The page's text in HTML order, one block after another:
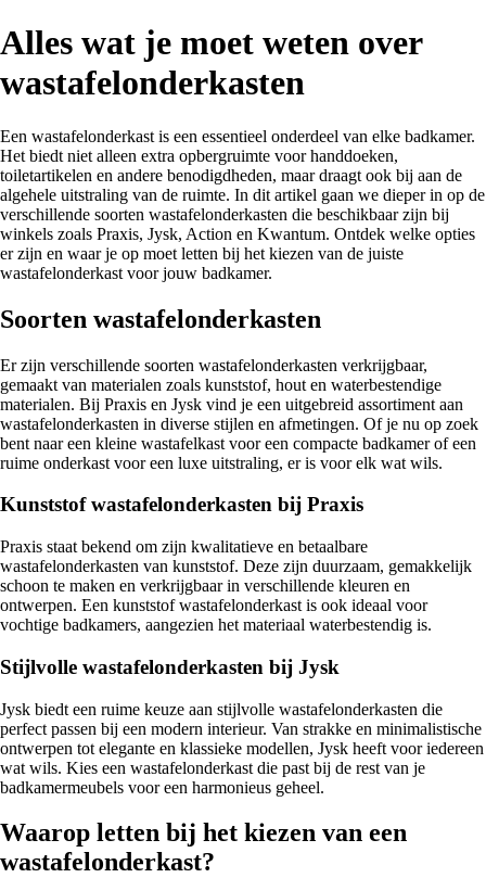
Alles wat je moet weten over
wastafelonderkasten
Een wastafelonderkast is een essentieel onderdeel van elke badkamer.
Het biedt niet alleen extra opbergruimte voor handdoeken,
toiletartikelen en andere benodigdheden, maar draagt ook bij aan de
algehele uitstraling van de ruimte. In dit artikel gaan we dieper in op de
verschillende soorten wastafelonderkasten die beschikbaar zijn bij
winkels zoals Praxis, Jysk, Action en Kwantum. Ontdek welke opties
er zijn en waar je op moet letten bij het kiezen van de juiste
wastafelonderkast voor jouw badkamer.
Soorten wastafelonderkasten
Er zijn verschillende soorten wastafelonderkasten verkrijgbaar,
gemaakt van materialen zoals kunststof, hout en waterbestendige
materialen. Bij Praxis en Jysk vind je een uitgebreid assortiment aan
wastafelonderkasten in diverse stijlen en afmetingen. Of je nu op zoek
bent naar een kleine wastafelkast voor een compacte badkamer of een
ruime onderkast voor een luxe uitstraling, er is voor elk wat wils.
Kunststof wastafelonderkasten bij Praxis
Praxis staat bekend om zijn kwalitatieve en betaalbare
wastafelonderkasten van kunststof. Deze zijn duurzaam, gemakkelijk
schoon te maken en verkrijgbaar in verschillende kleuren en
ontwerpen. Een kunststof wastafelonderkast is ook ideaal voor
vochtige badkamers, aangezien het materiaal waterbestendig is.
Stijlvolle wastafelonderkasten bij Jysk
Jysk biedt een ruime keuze aan stijlvolle wastafelonderkasten die
perfect passen bij een modern interieur. Van strakke en minimalistische
ontwerpen tot elegante en klassieke modellen, Jysk heeft voor iedereen
wat wils. Kies een wastafelonderkast die past bij de rest van je
badkamermeubels voor een harmonieus geheel.
Waarop letten bij het kiezen van een
wastafelonderkast?